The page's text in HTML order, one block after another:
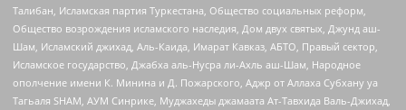
Талибан, Исламская партия Туркестана, Общество социальных реформ,
Общество возрождения исламского наследия, Дом двух святых, Джунд аш-
Шам, Исламский джихад, Аль-Каида, Имарат Кавказ, АБТО, Правый сектор,
Исламское государство, Джабха аль-Нусра ли-Ахль аш-Шам, Народное
ополчение имени К. Минина и Д. Пожарского, Аджр от Аллаха Субхану уа
Тагьаля SHAM, АУМ Синрике, Муджахеды джамаата Ат-Тавхида Валь-Джихад,